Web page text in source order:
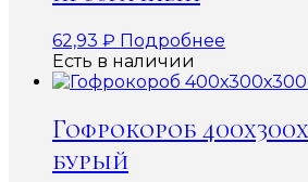
62,93 ₽ Подробнее
Есть в наличии
Гофрокороб
бурый